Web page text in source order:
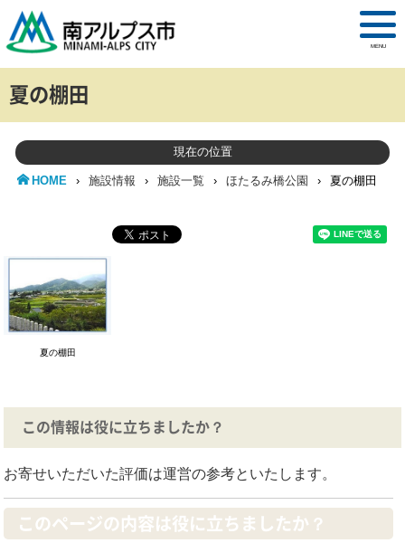
MENU
夏の棚田
現在の位置
HOME › 施設情報 › 施設一覧 › ほたるみ橋公園 › 夏の棚田
夏の棚田
この情報は役に立ちましたか？
お寄せいただいた評価は運営の参考といたします。
このページの内容は役に立ちましたか？